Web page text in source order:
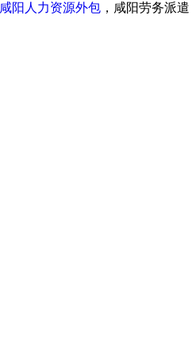
咸阳人力资源外包 ，咸阳劳务派